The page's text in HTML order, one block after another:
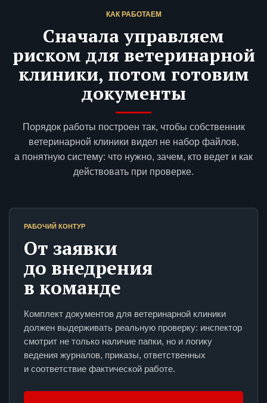
КАК РАБОТАЕМ
Сначала управляем
риском для ветеринарной
клиники, потом готовим
документы
Порядок работы построен так, чтобы собственник
ветеринарной клиники видел не набор файлов,
а понятную систему: что нужно, зачем, кто ведет и как
действовать при проверке.
РАБОЧИЙ КОНТУР
От заявки
до внедрения
в команде
Комплект документов для ветеринарной клиники
должен выдерживать реальную проверку: инспектор
смотрит не только наличие папки, но и логику
ведения журналов, приказы, ответственных
и соответствие фактической работе.